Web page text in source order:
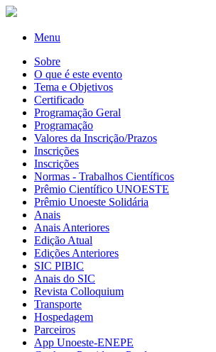
Menu
Sobre
O que é este evento
Tema e Objetivos
Certificado
Programação Geral
Programação
Valores da Inscrição/Prazos
Inscrições
Inscrições
Normas - Trabalhos Científicos
Prêmio Científico UNOESTE
Prêmio Unoeste Solidária
Anais
Anais Anteriores
Edição Atual
Edições Anteriores
SIC PIBIC
Anais do SIC
Revista Colloquium
Transporte
Hospedagem
Parceiros
App Unoeste-ENEPE